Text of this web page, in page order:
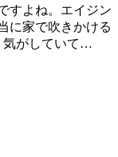
すよね。エイジン
に家で吹きかける
気がしていて…